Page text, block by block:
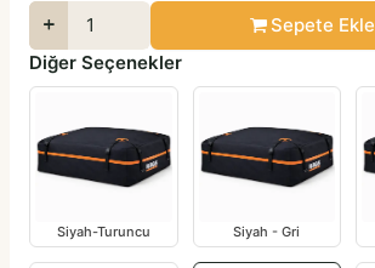
Sepete Ekle
Diğer Seçenekler
Siyah-Turuncu Siyah - Gri